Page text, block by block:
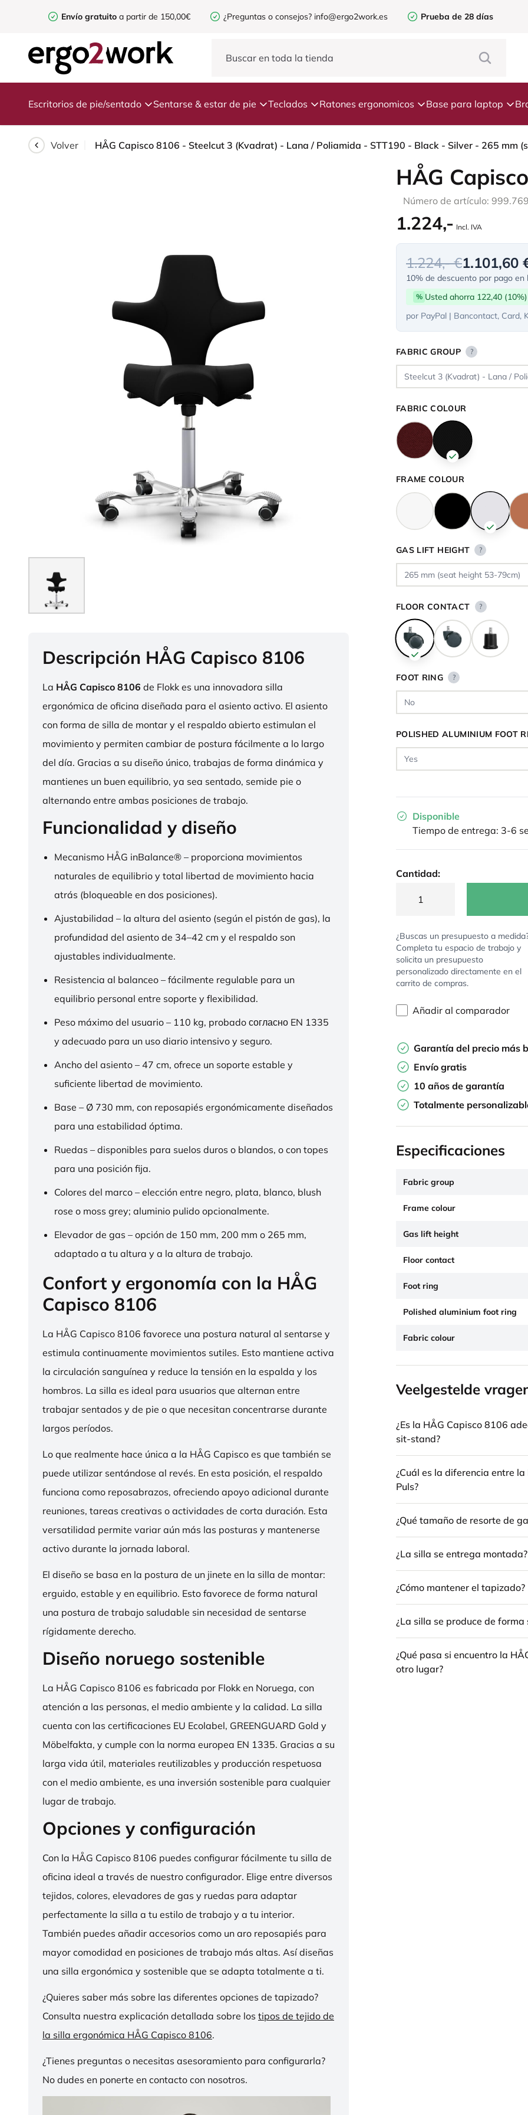
Envío gratuito a partir de 150,00€ ¿Preguntas o consejos? info@ergo2work.es Prueba de 28 días
Escritorios de pie/sentado Sentarse & estar de pie Teclados Ratones ergonomicos Base para laptop
Volver HÅG Capisco 8106 - Steelcut 3 (Kvadrat) - Lana / Poliamida - STT190 - Black - Silver - 265 mm
Descripción HÅG Capisco 8106
La HÅG Capisco 8106 de Flokk es una innovadora silla
ergonómica de oficina diseñada para el asiento activo. El asiento
con forma de silla de montar y el respaldo abierto estimulan el
movimiento y permiten cambiar de postura fácilmente a lo largo
del día. Gracias a su diseño único, trabajas de forma dinámica y
mantienes un buen equilibrio, ya sea sentado, semide pie o
alternando entre ambas posiciones de trabajo.
Funcionalidad y diseño
Mecanismo HÅG inBalance® – proporciona movimientos
naturales de equilibrio y total libertad de movimiento hacia
atrás (bloqueable en dos posiciones).
Ajustabilidad – la altura del asiento (según el pistón de gas), la
profundidad del asiento de 34–42 cm y el respaldo son
ajustables individualmente.
Resistencia al balanceo – fácilmente regulable para un
equilibrio personal entre soporte y flexibilidad.
Peso máximo del usuario – 110 kg, probado согласно EN 1335
y adecuado para un uso diario intensivo y seguro.
Ancho del asiento – 47 cm, ofrece un soporte estable y
suficiente libertad de movimiento.
Base – Ø 730 mm, con reposapiés ergonómicamente diseñados
para una estabilidad óptima.
Ruedas – disponibles para suelos duros o blandos, o con topes
para una posición fija.
Colores del marco – elección entre negro, plata, blanco, blush
rose o moss grey; aluminio pulido opcionalmente.
Elevador de gas – opción de 150 mm, 200 mm o 265 mm,
adaptado a tu altura y a la altura de trabajo.
Confort y ergonomía con la HÅG
Capisco 8106
La HÅG Capisco 8106 favorece una postura natural al sentarse y
estimula continuamente movimientos sutiles. Esto mantiene activa
la circulación sanguínea y reduce la tensión en la espalda y los
hombros. La silla es ideal para usuarios que alternan entre
trabajar sentados y de pie o que necesitan concentrarse durante
largos períodos.
Lo que realmente hace única a la HÅG Capisco es que también se
puede utilizar sentándose al revés. En esta posición, el respaldo
funciona como reposabrazos, ofreciendo apoyo adicional durante
reuniones, tareas creativas o actividades de corta duración. Esta
versatilidad permite variar aún más las posturas y mantenerse
activo durante la jornada laboral.
El diseño se basa en la postura de un jinete en la silla de montar:
erguido, estable y en equilibrio. Esto favorece de forma natural
una postura de trabajo saludable sin necesidad de sentarse
rígidamente derecho.
Diseño noruego sostenible
La HÅG Capisco 8106 es fabricada por Flokk en Noruega, con
atención a las personas, el medio ambiente y la calidad. La silla
cuenta con las certificaciones EU Ecolabel, GREENGUARD Gold y
Möbelfakta, y cumple con la norma europea EN 1335. Gracias a su
larga vida útil, materiales reutilizables y producción respetuosa
con el medio ambiente, es una inversión sostenible para cualquier
lugar de trabajo.
Opciones y configuración
Con la HÅG Capisco 8106 puedes configurar fácilmente tu silla de
oficina ideal a través de nuestro configurador. Elige entre diversos
tejidos, colores, elevadores de gas y ruedas para adaptar
perfectamente la silla a tu estilo de trabajo y a tu interior.
También puedes añadir accesorios como un aro reposapiés para
mayor comodidad en posiciones de trabajo más altas. Así diseñas
una silla ergonómica y sostenible que se adapta totalmente a ti.
¿Quieres saber más sobre las diferentes opciones de tapizado?
Consulta nuestra explicación detallada sobre los tipos de tejido de
la silla ergonómica HÅG Capisco 8106.
¿Tienes preguntas o necesitas asesoramiento para configurarla?
No dudes en ponerte en contacto con nosotros.
HÅG
Número de artículo:
1.224,- Incl. IVA
1.224,- €1.101,60
10% de descuento por pago en
% Usted ahorra 122,40 (10%)
por PayPal | Bancontact, Card,
FABRIC GROUP ?
FABRIC COLOUR
FRAME COLOUR
GAS LIFT HEIGHT ?
FLOOR CONTACT ?
FOOT RING ?
POLISHED ALUMINIUM FOOT
Disponible
Tiempo de entrega: 3-6
Cantidad:
¿Buscas un presupuesto a
Completa tu espacio de trabajo y
solicita un presupuesto
personalizado directamente en el
carrito de compras.
Añadir al comparador
Garantía del precio más
Envío gratis
10 años de garantía
Totalmente
Especificaciones
Fabric group
Frame colour
Gas lift height
Floor contact
Foot ring
Polished aluminium foot ring
Fabric colour
Veelgestelde
¿Es la HÅG Capisco 8106
sit-stand?
¿Cuál es la diferencia entre
Puls?
¿Qué tamaño de resorte de
¿La silla se entrega montada?
¿Cómo mantener el tapizado?
¿La silla se produce de forma
¿Qué pasa si encuentro la
otro lugar?